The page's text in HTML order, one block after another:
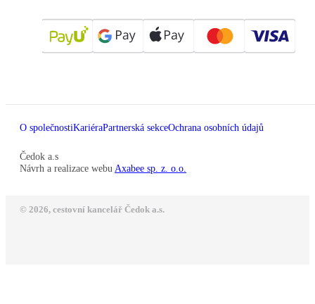
O společnostiKariéraPartnerská sekceOchrana osobních údajů
Čedok a.s
Návrh a realizace webu Axabee sp. z. o.o.
© 2026, cestovní kancelář Čedok a.s.